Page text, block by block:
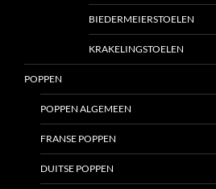
BIEDERMEIERSTOELEN
KRAKELINGSTOELEN
POPPEN
POPPEN ALGEMEEN
FRANSE POPPEN
DUITSE POPPEN